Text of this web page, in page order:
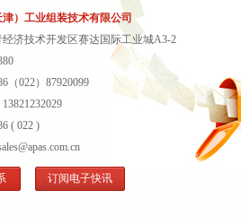
）工业组装技术有限公司
经济技术开发区赛达国际工业城A3-2
（022）87920099
13821232029
( 022 )
订阅电子快讯